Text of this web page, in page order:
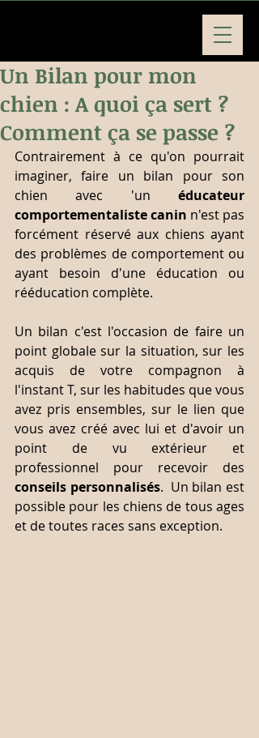
Un Bilan pour mon
chien : A quoi ça sert ?
Comment ça se passe ?
Contrairement à ce qu'on pourrait
imaginer, faire un bilan pour son
chien avec 'un éducateur
comportementaliste canin n'est pas
forcément réservé aux chiens ayant
des problèmes de comportement ou
ayant besoin d'une éducation ou
rééducation complète.
Un bilan c'est l'occasion de faire un
point globale sur la situation, sur les
acquis de votre compagnon à
l'instant T, sur les habitudes que vous
avez pris ensembles, sur le lien que
vous avez créé avec lui et d'avoir un
point de vu extérieur et
conseils personnalisés.  Un bilan est
possible pour les chiens de tous ages
et de toutes races sans exception.